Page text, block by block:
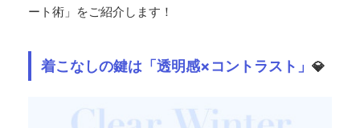
ート術」をご紹介します！
着こなしの鍵は「透明感×コントラスト」 💎